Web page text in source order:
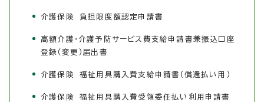
介護保険 負担限度額認定申請書
高額介護・介護予防サービス費支給申請書兼振込口座
登録（変更）届出書
介護保険 福祉用具購入費支給申請書（償還払い用）
介護保険 福祉用具購入費受領委任払い利用申請書